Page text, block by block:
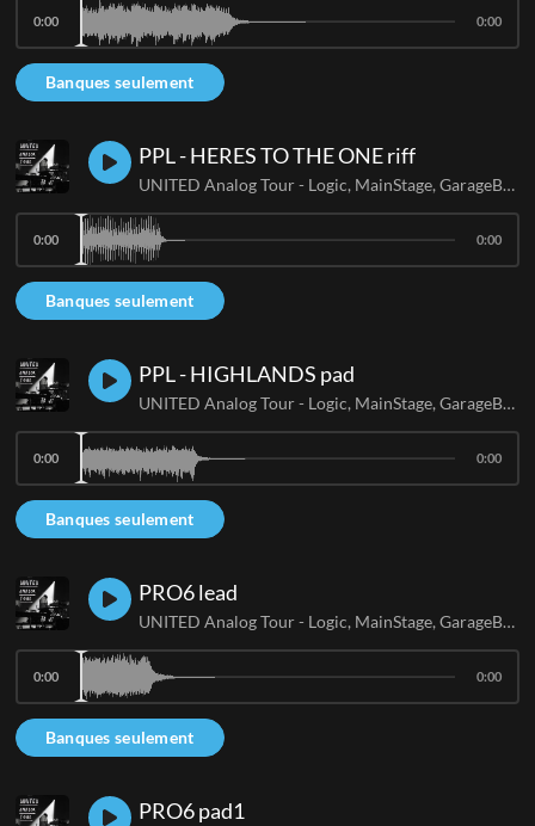
Banques seulement
0:00 0:00
PPL - HERES TO THE ONE riff
UNITED Analog Tour - Logic, MainStage, GarageBand
Banques seulement
0:00 0:00
PPL - HIGHLANDS pad
UNITED Analog Tour - Logic, MainStage, GarageBand
Banques seulement
0:00 0:00
PRO6 lead
UNITED Analog Tour - Logic, MainStage, GarageBand
Banques seulement
0:00 0:00
PRO6 pad1